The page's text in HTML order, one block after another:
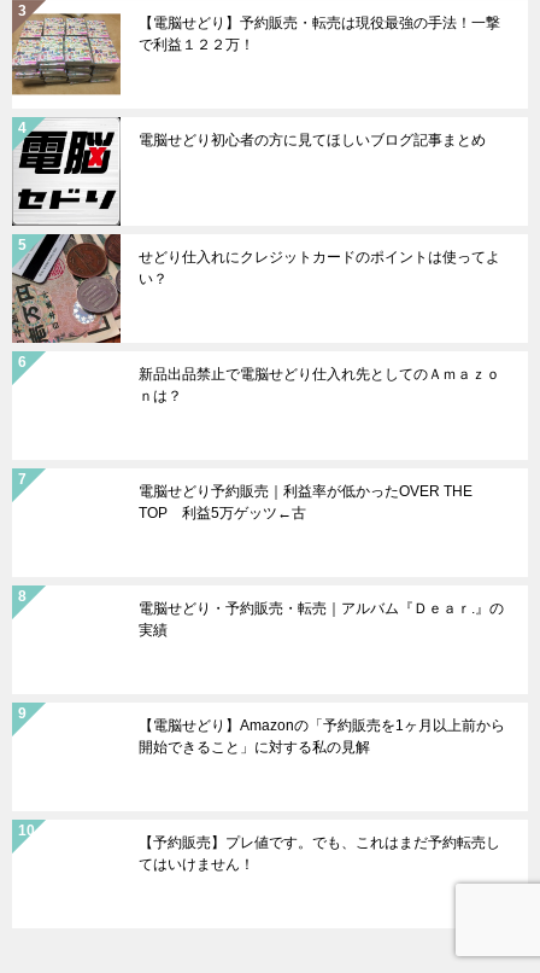
【電脳せどり】予約販売・転売は現役最強の手法！一撃
で利益１２２万！
電脳せどり初心者の方に見てほしいブログ記事まとめ
せどり仕入れにクレジットカードのポイントは使ってよ
い？
新品出品禁止で電脳せどり仕入れ先としてのＡｍａｚｏ
ｎは？
電脳せどり予約販売｜利益率が低かったOVER THE
TOP 利益5万ゲッツ←古
電脳せどり・予約販売・転売｜アルバム『Ｄｅａｒ.』の
実績
【電脳せどり】Amazonの「予約販売を1ヶ月以上前から
開始できること」に対する私の見解
【予約販売】プレ値です。でも、これはまだ予約転売し
てはいけません！